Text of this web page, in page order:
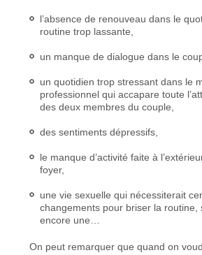
l’absence de renouveau dans le
routine trop lassante,
un manque de dialogue dans le
un quotidien trop stressant dans le
professionnel qui accapare toute
des deux membres du couple,
des sentiments dépressifs,
le manque d’activité faite à
foyer,
une vie sexuelle qui nécessiterait
changements pour briser la routine,
encore une…
On peut remarquer que quand on